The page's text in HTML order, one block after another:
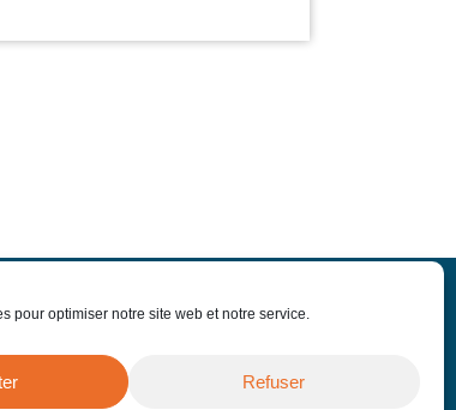
pour optimiser notre site web et notre service.
Refuser
Offres d'emploi